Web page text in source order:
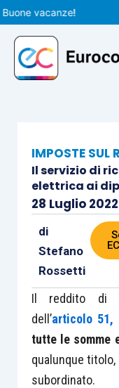
Vai
al
contenuto
vacanze!
IMPOSTE SUL
Il servizio di
elettrica ai
28 Luglio 2022
di
Stefano
Rossetti
Il reddito di
dell’articolo 51,
tutte le somme
qualunque
subordinato.